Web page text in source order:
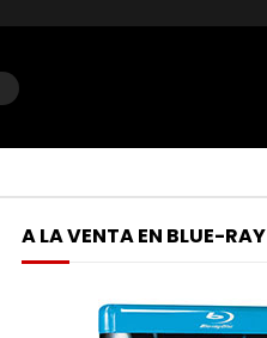
A LA VENTA EN BLUE-RAY